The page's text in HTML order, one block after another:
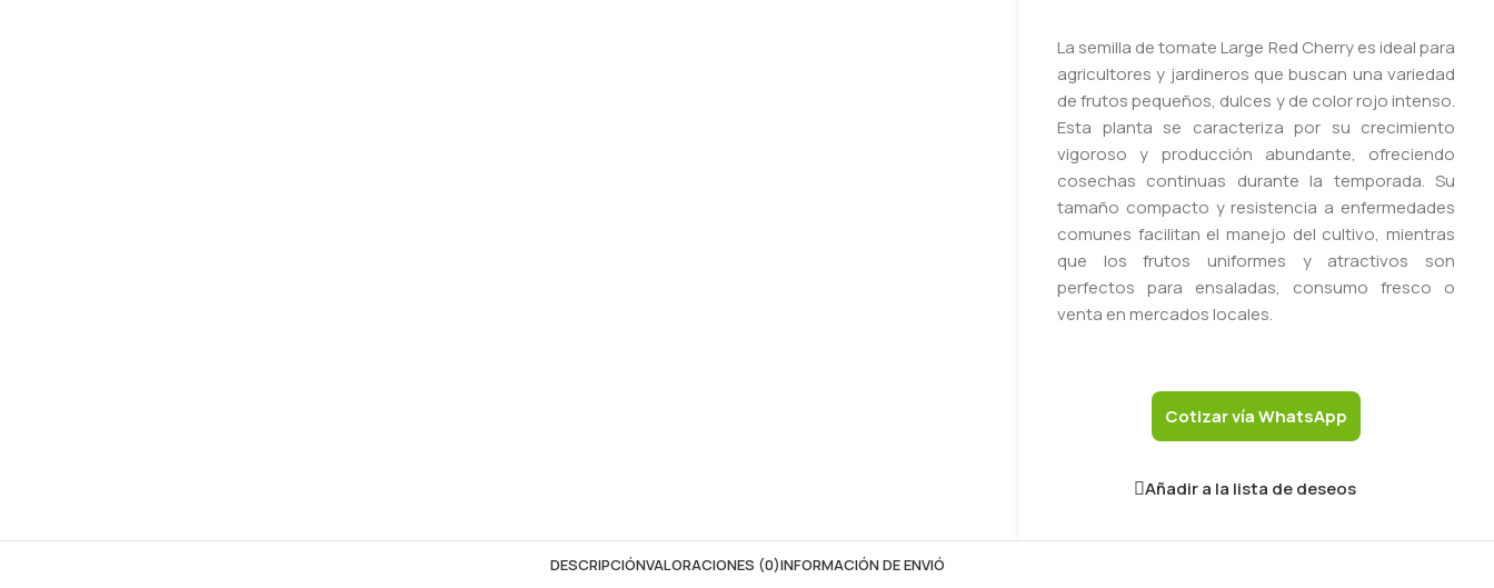
La semilla de tomate Large Red Cherry es ideal para
agricultores y jardineros que buscan una variedad
de frutos pequeños, dulces y de color rojo intenso.
Esta planta se caracteriza por su crecimiento
vigoroso y producción abundante, ofreciendo
cosechas continuas durante la temporada. Su
tamaño compacto y resistencia a enfermedades
comunes facilitan el manejo del cultivo, mientras
que los frutos uniformes y atractivos son
perfectos para ensaladas, consumo fresco o
venta en mercados locales.
Cotizar vía WhatsApp
Añadir a la lista de deseos
DESCRIPCIÓNVALORACIONES (0)INFORMACIÓN DE ENVIÓ